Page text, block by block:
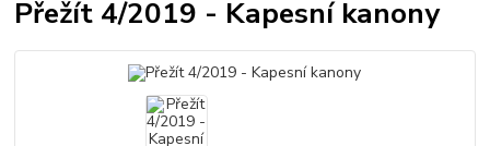
Přežít 4/2019 - Kapesní kanony